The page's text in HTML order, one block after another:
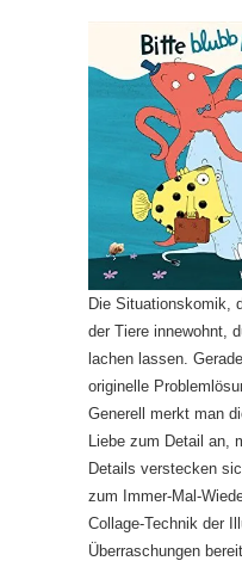
Die Situationskomik,
der Tiere innewohnt,
lachen lassen.
originelle
Generell merkt man
Liebe zum Detail
Details verstecken
zum Immer-Mal-
Collage-Technik der
Überraschungen